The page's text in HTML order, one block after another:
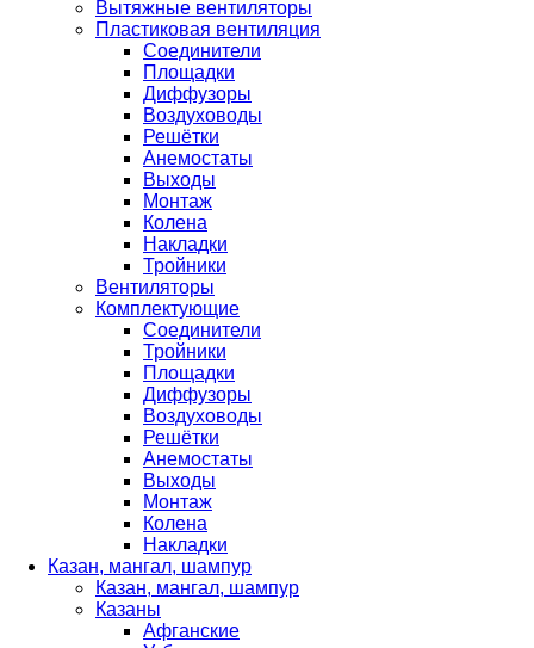
Вытяжные вентиляторы
Пластиковая вентиляция
Соединители
Площадки
Диффузоры
Воздуховоды
Решётки
Анемостаты
Выходы
Монтаж
Колена
Накладки
Тройники
Вентиляторы
Комплектующие
Соединители
Тройники
Площадки
Диффузоры
Воздуховоды
Решётки
Анемостаты
Выходы
Монтаж
Колена
Накладки
Казан, мангал, шампур
Казан, мангал, шампур
Казаны
Афганские